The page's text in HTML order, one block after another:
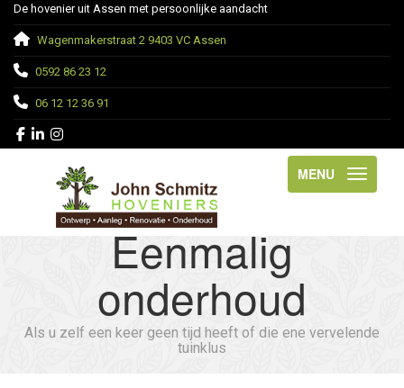
De hovenier uit Assen met persoonlijke aandacht
Wagenmakerstraat 2 9403 VC Assen
0592 86 23 12
06 12 12 36 91
MENU
Eenmalig
onderhoud
Als u zelf een keer geen tijd heeft of die ene vervelende
tuinklus